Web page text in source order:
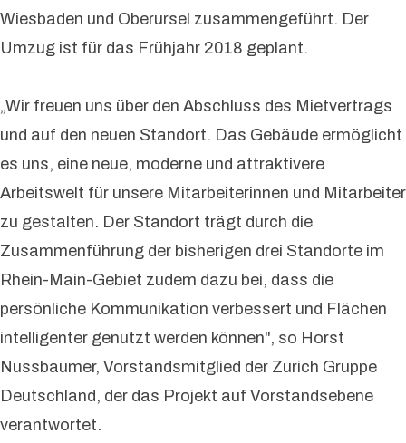
Wiesbaden und Oberursel zusammengeführt. Der
Umzug ist für das Frühjahr 2018 geplant.
„Wir freuen uns über den Abschluss des Mietvertrags
und auf den neuen Standort. Das Gebäude ermöglicht
es uns, eine neue, moderne und attraktivere
Arbeitswelt für unsere Mitarbeiterinnen und Mitarbeiter
zu gestalten. Der Standort trägt durch die
Zusammenführung der bisherigen drei Standorte im
Rhein-Main-Gebiet zudem dazu bei, dass die
persönliche Kommunikation verbessert und Flächen
intelligenter genutzt werden können", so Horst
Nussbaumer, Vorstandsmitglied der Zurich Gruppe
Deutschland, der das Projekt auf Vorstandsebene
verantwortet.